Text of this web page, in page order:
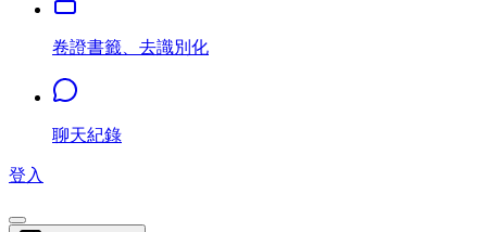
卷證書籤、去識別化
聊天紀錄
登入